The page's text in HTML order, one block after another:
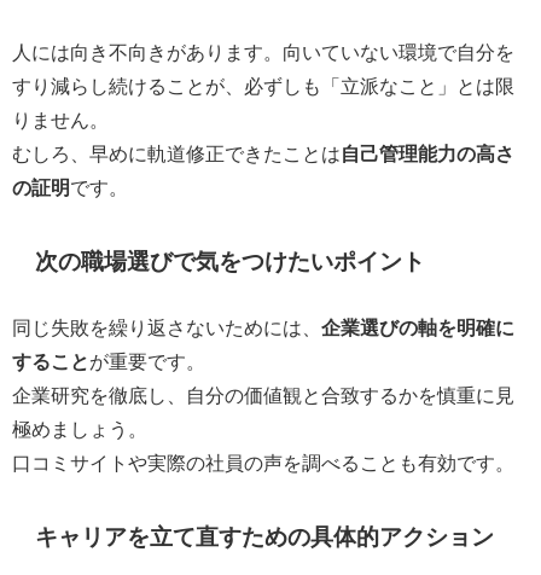
人には向き不向きがあります。向いていない環境で自分を
すり減らし続けることが、必ずしも「立派なこと」とは限
りません。
むしろ、早めに軌道修正できたことは自己管理能力の高さ
の証明です。
次の職場選びで気をつけたいポイント
同じ失敗を繰り返さないためには、 企業選びの軸を明確に
することが重要です。
企業研究を徹底し、自分の価値観と合致するかを慎重に見
極めましょう。
口コミサイトや実際の社員の声を調べることも有効です。
キャリアを立て直すための具体的アクション